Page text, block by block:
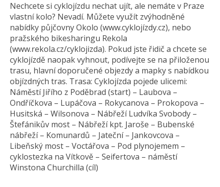
Nechcete si cyklojízdu nechat ujít, ale nemáte v Praze
vlastní kolo? Nevadí. Můžete využít zvýhodněné
nabídky půjčovny Okolo (www.cyklojízdy.cz), nebo
pražského bikesharingu Rekola
(www.rekola.cz/cyklojizda). Pokud jste řidič a chcete se
cyklojízdě naopak vyhnout, podívejte se na přiloženou
trasu, hlavní doporučené objezdy a mapky s nabídkou
objízdných tras. Trasa: Cyklojízda pojede ulicemi:
Náměstí Jiřího z Poděbrad (start) – Laubova –
Ondříčkova – Lupáčova – Rokycanova – Prokopova –
Husitská – Wilsonova – Nábřeží Ludvíka Svobody –
Štefánikův most – Nábřeží kpt. Jaroše – Bubenské
nábřeží – Komunardů – Jateční – Jankovcova –
Libeňský most – Voctářova – Pod plynojemem –
cyklostezka na Vítkově – Seifertova – náměstí
Winstona Churchilla (cíl)